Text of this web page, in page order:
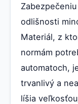
odlišnosti
Materiál, z
normám
automatoch,
trvanlivý a
líšia